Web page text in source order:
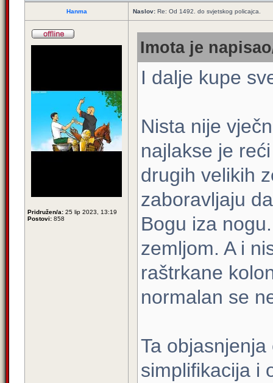
Hanma Naslov: Re: Od 1492. do svjetskog policajca.
Pridružen/a: 25 lip 2023, 13:19
Postovi: 858
Imota je
I dalje kupe
Nista nije
najlakse je
drugih velikih
zaboravljaju
Bogu iza
zemljom. A i
raštrkane
normalan se
Ta
simplifikacija i